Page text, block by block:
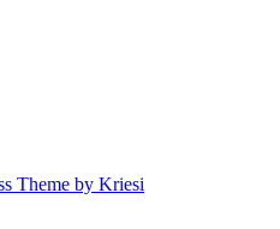
Theme by Kriesi